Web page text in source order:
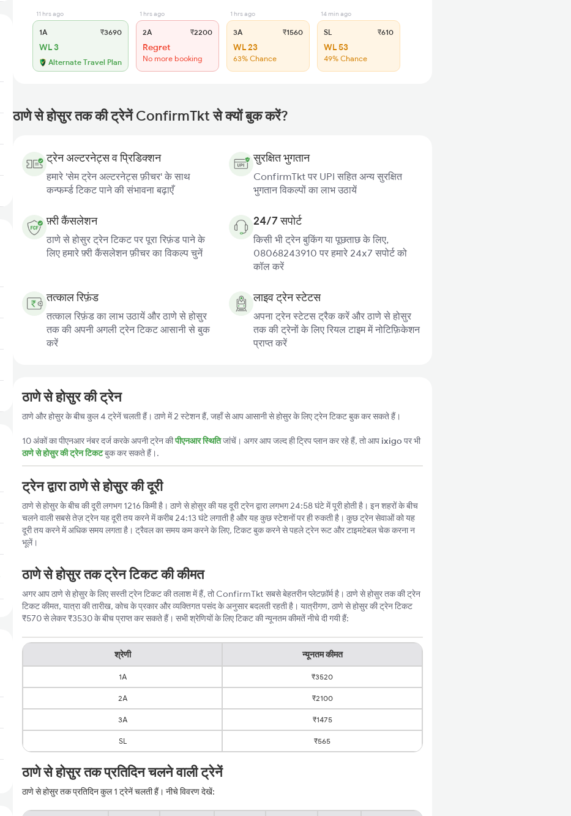
11 hrs ago
1A ₹3690
WL 3
Alternate Travel Plan
1 hrs ago
2A ₹2200
Regret
No more booking
1 hrs ago
3A ₹1560
WL 23
63% Chance
14 min ago
SL ₹610
WL 53
49% Chance
ठाणे से होसुर तक की ट्रेनें ConfirmTkt से क्यों बुक करें?
ट्रेन अल्टरनेट्स व प्रिडिक्शन
हमारे 'सेम ट्रेन अल्टरनेट्स फ़ीचर' के साथ
कन्फर्म्ड टिकट पाने की संभावना बढ़ाएँ
सुरक्षित भुगतान
ConfirmTkt पर UPI सहित अन्य सुरक्षित
भुगतान विकल्पों का लाभ उठायें
फ़्री कैंसलेशन
ठाणे से होसुर ट्रेन टिकट पर पूरा रिफ़ंड पाने के
लिए हमारे फ़्री कैंसलेशन फ़ीचर का विकल्प चुनें
24/7 सपोर्ट
किसी भी ट्रेन बुकिंग या पूछताछ के लिए,
08068243910 पर हमारे 24x7 सपोर्ट को
कॉल करें
तत्काल रिफ़ंड
तत्काल रिफ़ंड का लाभ उठायें और ठाणे से होसुर
तक की अपनी अगली ट्रेन टिकट आसानी से बुक
करें
लाइव ट्रेन स्टेटस
अपना ट्रेन स्टेटस ट्रैक करें और ठाणे से होसुर
तक की ट्रेनों के लिए रियल टाइम में नोटिफ़िकेशन
प्राप्त करें
ठाणे से होसुर की ट्रेन
ठाणे और होसुर के बीच कुल 4 ट्रेनें चलती हैं। ठाणे में 2 स्टेशन हैं, जहाँ से आप आसानी से होसुर के लिए ट्रेन टिकट बुक कर सकते हैं।
10 अंकों का पीएनआर नंबर दर्ज करके अपनी ट्रेन कीपीएनआर स्थितिजांचें। अगर आप जल्द ही ट्रिप प्लान कर रहे हैं, तो आप ixigoपर भी
ठाणे से होसुर की ट्रेन टिकटबुक कर सकते हैं।.
ट्रेन द्वारा ठाणे से होसुर की दूरी
ठाणे से होसुर के बीच की दूरी लगभग 1216 किमी है। ठाणे से होसुर की यह दूरी ट्रेन द्वारा लगभग 24:58 घंटे में पूरी होती है। इन शहरों के बीच
चलने वाली सबसे तेज़ ट्रेन यह दूरी तय करने में करीब 24:13 घंटे लगाती है और यह कुछ स्टेशनों पर ही रुकती है। कुछ ट्रेन सेवाओं को यह
दूरी तय करने में अधिक समय लगता है। ट्रैवल का समय कम करने के लिए, टिकट बुक करने से पहले ट्रेन रूट और टाइमटेबल चेक करना न
भूलें।
ठाणे से होसुर तक ट्रेन टिकट की कीमत
अगर आप ठाणे से होसुर के लिए सस्ती ट्रेन टिकट की तलाश में हैं, तो ConfirmTkt सबसे बेहतरीन प्लेटफ़ॉर्म है। ठाणे से होसुर तक की ट्रेन
टिकट कीमत, यात्रा की तारीख, कोच के प्रकार और व्यक्तिगत पसंद के अनुसार बदलती रहती है। यात्रीगण, ठाणे से होसुर की ट्रेन टिकट
₹570 से लेकर ₹3530 के बीच प्राप्त कर सकते हैं। सभी श्रेणियों के लिए टिकट की न्यूनतम कीमतें नीचे दी गयी हैं:
श्रेणी न्यूनतम कीमत
1A ₹3520
2A ₹2100
3A ₹1475
SL ₹565
ठाणे से होसुर तक प्रतिदिन चलने वाली ट्रेनें
ठाणे से होसुर तक प्रतिदिन कुल 1 ट्रेनें चलती हैं। नीचे विवरण देखें: